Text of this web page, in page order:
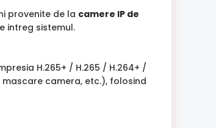
provenite de la camere IP de
intreg sistemul.
H.265+ / H.265 / H.264+ /
camera, etc.), folosind